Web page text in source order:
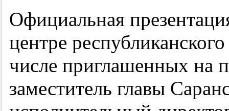
Официальная
центре
числе приглашенных на
заместитель главы